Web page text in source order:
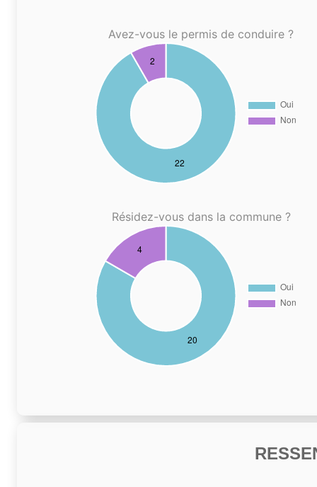
Avez-vous le permis de conduire ?
Résidez-vous dans la commune ?